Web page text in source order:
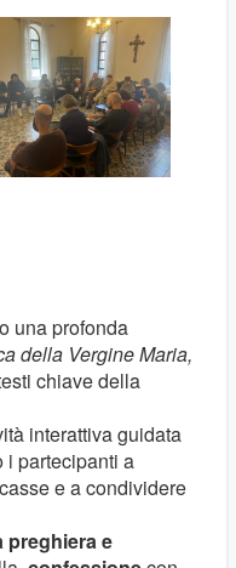
una profonda
della Vergine Maria,
chiave della
interattiva guidata
i partecipanti a
e a condividere
preghiera e